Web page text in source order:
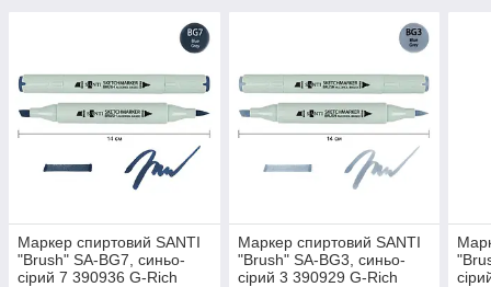
Маркер спиртовий SANTI
"Brush" SA-BG7, синьо-
сірий 7 390936 G-Rich
Маркер спиртовий SANTI
"Brush" SA-BG3, синьо-
сірий 3 390929 G-Rich